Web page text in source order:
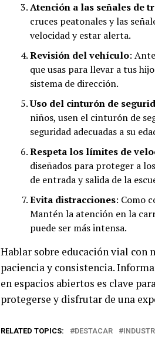
Atención a las señales de
cruces peatonales y las
velocidad y estar alerta.
Revisión del vehículo:
que usas para llevar a tus
sistema de dirección.
Uso del cinturón de
niños, usen el cinturón de
seguridad adecuadas a su
Respeta los límites de
diseñados para proteger a
de entrada y salida de la
Evita distracciones: Como
Mantén la atención en la
puede ser más intensa.
Hablar sobre educación vial con
paciencia y consistencia.
en espacios abiertos es clave
protegerse y disfrutar de una
RELATED TOPICS: DESTACAR